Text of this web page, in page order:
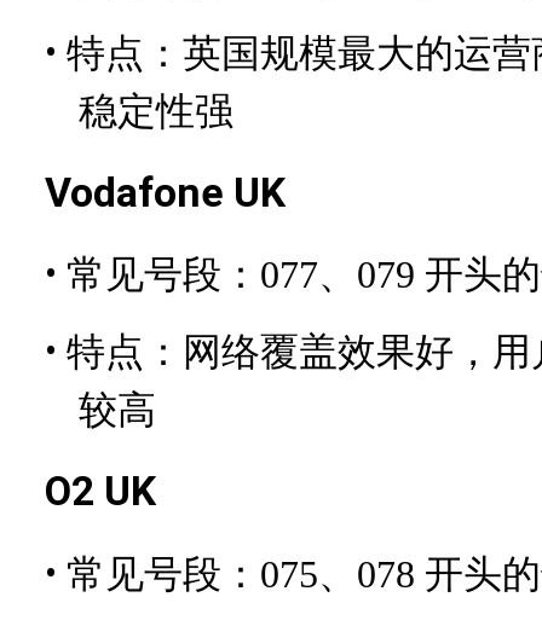
• 特点：英国规模最大的运
稳定性强
Vodafone UK
• 常见号段：077、079 开头
• 特点：网络覆盖效果好，
较高
O2 UK
• 常见号段：075、078 开头